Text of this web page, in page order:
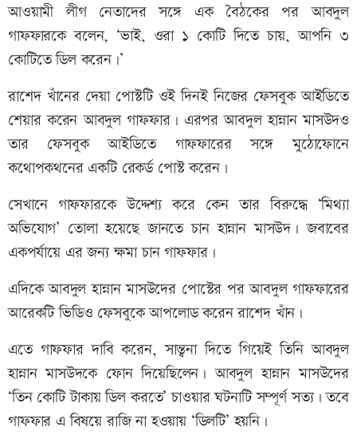
আওয়ামী লীগ নেতাদের সঙ্গে এক বৈঠকের পর আবদুল
গাফফারকে বলেন, ‘ভাই, ওরা ১ কোটি দিতে চায়, আপনি ৩
কোটিতে ডিল করেন।’
রাশেদ খাঁনের দেয়া পোস্টটি ওই দিনই নিজের ফেসবুক আইডিতে
শেয়ার করেন আবদুল গাফফার। এরপর আবদুল হান্নান মাসউদও
তার ফেসবুক আইডিতে গাফফারের সঙ্গে মুঠোফোনে
কথোপকথনের একটি রেকর্ড পোস্ট করেন।
সেখানে গাফফারকে উদ্দেশ্য করে কেন তার বিরুদ্ধে ‘মিথ্যা
অভিযোগ’ তোলা হয়েছে জানতে চান হান্নান মাসউদ। জবাবের
একপর্যায়ে এর জন্য ক্ষমা চান গাফফার।
এদিকে আবদুল হান্নান মাসউদের পোস্টের পর আবদুল গাফফারের
আরেকটি ভিডিও ফেসবুকে আপলোড করেন রাশেদ খাঁন।
এতে গাফফার দাবি করেন, সান্ত্বনা দিতে গিয়েই তিনি আবদুল
হান্নান মাসউদকে ফোন দিয়েছিলেন। আবদুল হান্নান মাসউদের
‘তিন কোটি টাকায় ডিল করতে’ চাওয়ার ঘটনাটি সম্পূর্ণ সত্য। তবে
গাফফার এ বিষয়ে রাজি না হওয়ায় ‘ডিলটি’ হয়নি।